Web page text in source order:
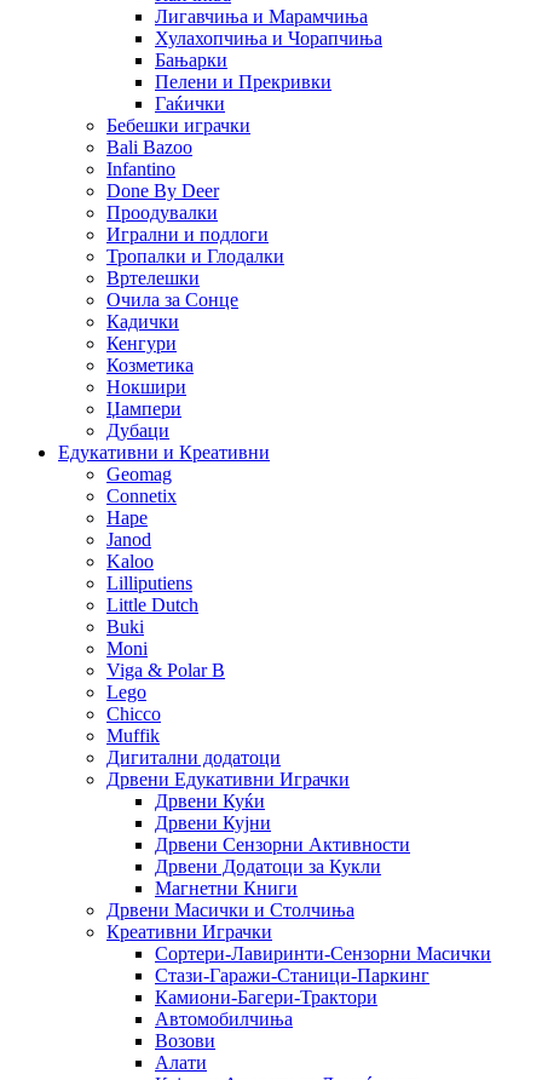
Лигавчиња и Марамчиња
Хулахопчиња и Чорапчиња
Бањарки
Пелени и Прекривки
Гаќички
Бебешки играчки
Bali Bazoo
Infantino
Done By Deer
Проодувалки
Игрални и подлоги
Тропалки и Глодалки
Вртелешки
Очила за Сонце
Кадички
Кенгури
Козметика
Нокшири
Џампери
Дубаци
Едукативни и Креативни
Geomag
Connetix
Hape
Janod
Kaloo
Lilliputiens
Little Dutch
Buki
Moni
Viga & Polar B
Lego
Chicco
Muffik
Дигитални додатоци
Дрвени Едукативни Играчки
Дрвени Куќи
Дрвени Кујни
Дрвени Сензорни Активности
Дрвени Додатоци за Кукли
Магнетни Книги
Дрвени Масички и Столчиња
Креативни Играчки
Сортери-Лавиринти-Сензорни Масички
Стази-Гаражи-Станици-Паркинг
Камиони-Багери-Трактори
Автомобилчиња
Возови
Алати